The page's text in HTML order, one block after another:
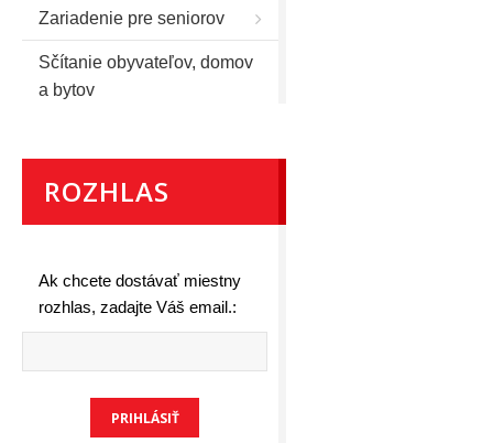
Zariadenie pre seniorov
Sčítanie obyvateľov, domov
a bytov
ROZHLAS
Ak chcete dostávať miestny
rozhlas, zadajte Váš email.: